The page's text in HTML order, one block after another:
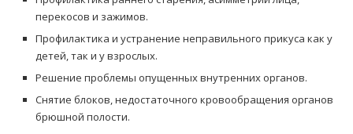
перекосов и зажимов.
Профилактика и устранение неправильного прикуса как у
детей, так и у взрослых.
Решение проблемы опущенных внутренних органов.
Снятие блоков, недостаточного кровообращения органов
брюшной полости.